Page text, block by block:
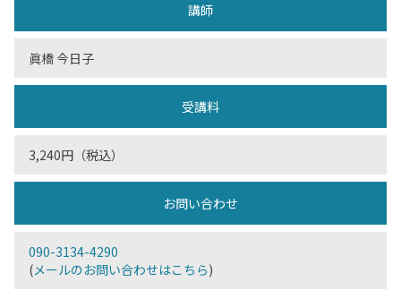
講師
眞橋 今日子
受講料
3,240円（税込）
お問い合わせ
090-3134-4290
(メールのお問い合わせはこちら)